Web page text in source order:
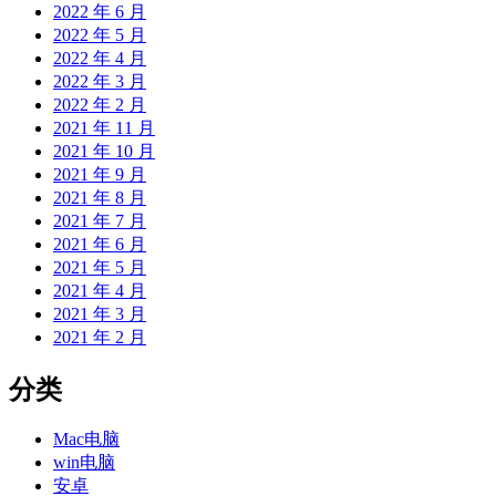
2022 年 6 月
2022 年 5 月
2022 年 4 月
2022 年 3 月
2022 年 2 月
2021 年 11 月
2021 年 10 月
2021 年 9 月
2021 年 8 月
2021 年 7 月
2021 年 6 月
2021 年 5 月
2021 年 4 月
2021 年 3 月
2021 年 2 月
分类
Mac电脑
win电脑
安卓